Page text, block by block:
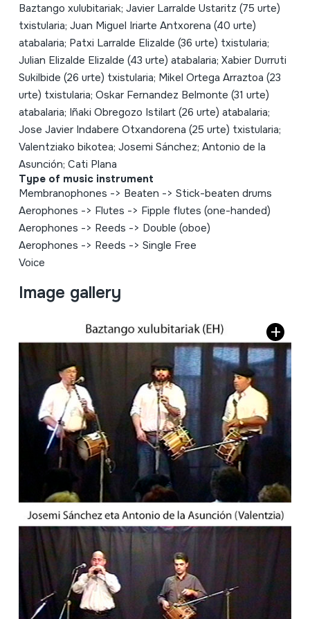
Baztango xulubitariak; Javier Larralde Ustaritz (75 urte)
txistularia; Juan Miguel Iriarte Antxorena (40 urte)
atabalaria; Patxi Larralde Elizalde (36 urte) txistularia;
Julian Elizalde Elizalde (43 urte) atabalaria; Xabier Durruti
Sukilbide (26 urte) txistularia; Mikel Ortega Arraztoa (23
urte) txistularia; Oskar Fernandez Belmonte (31 urte)
atabalaria; Iñaki Obregozo Istilart (26 urte) atabalaria;
Jose Javier Indabere Otxandorena (25 urte) txistularia;
Valentziako bikotea; Josemi Sánchez; Antonio de la
Asunción; Cati Plana
Type of music instrument
Membranophones -> Beaten -> Stick-beaten drums
Aerophones -> Flutes -> Fipple flutes (one-handed)
Aerophones -> Reeds -> Double (oboe)
Aerophones -> Reeds -> Single Free
Voice
Image gallery